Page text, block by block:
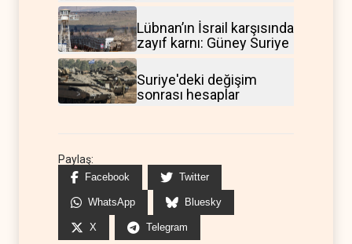
Lübnan’ın İsrail karşısında
zayıf karnı: Güney Suriye
Suriye'deki değişim
sonrası hesaplar
Paylaş:
Facebook Twitter
WhatsApp Bluesky
X Telegram